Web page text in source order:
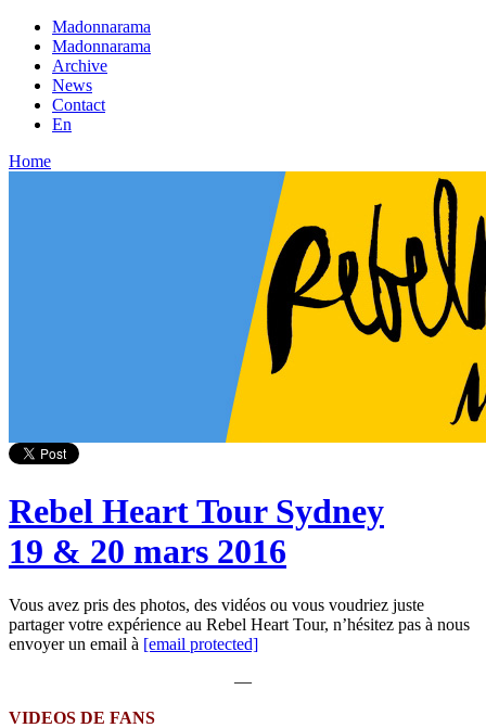
Madonnarama
Madonnarama
Archive
News
Contact
En
Home
Rebel Heart Tour Sydney
19 & 20 mars 2016
Vous avez pris des photos, des vidéos ou vous voudriez juste
partager votre expérience au Rebel Heart Tour, n’hésitez pas à nous
envoyer un email à [email protected]
—
VIDEOS DE FANS